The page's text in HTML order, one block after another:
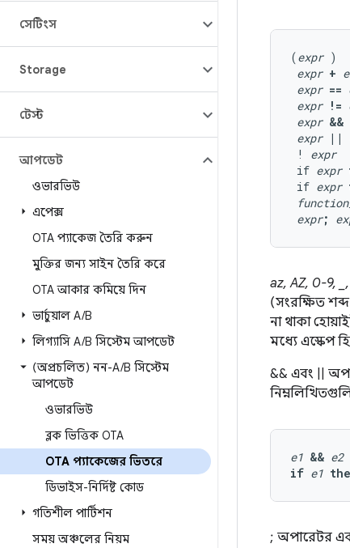
সেটিংস
Storage
টেস্ট
আপডেট
ওভারভিউ
এপেক্স
OTA প্যাকেজ তৈরি করুন
মুক্তির জন্য সাইন তৈরি করে
OTA আকার কমিয়ে দিন
ভার্চুয়াল A/B
লিগ্যাসি A/B সিস্টেম আপডেট
(অপ্রচলিত) নন-A/B সিস্টেম
আপডেট
ওভারভিউ
ব্লক ভিত্তিক OTA
OTA প্যাকেজের ভিতরে
ডিভাইস-নির্দিষ্ট কোড
গতিশীল পার্টিশন
সময় অঞ্চলের নিয়ম
(expr )
expr +
expr ==
expr !=
expr &&
expr ||
! expr
if expr
if expr
expr;
az, AZ, 0-9,
(সংরক্ষিত শব্দ
না থাকা
মধ্যে এস্কেপ
&& এবং ||
e1 && e2
if e1
; অপারেটর